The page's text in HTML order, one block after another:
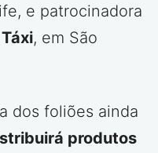
e patrocinadora
, em São
dos foliões ainda
produtos